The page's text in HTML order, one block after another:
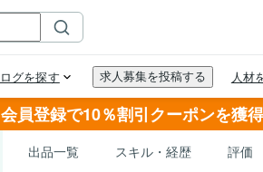
会員登録で10％割引クーポンを獲得
出品一覧 スキル・経歴 評価